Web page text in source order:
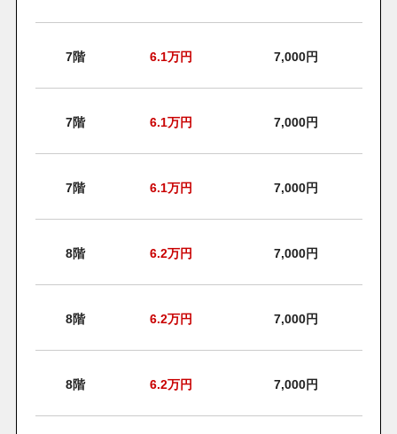
7階 6.1万円 7,000円
7階 6.1万円 7,000円
7階 6.1万円 7,000円
8階 6.2万円 7,000円
8階 6.2万円 7,000円
8階 6.2万円 7,000円